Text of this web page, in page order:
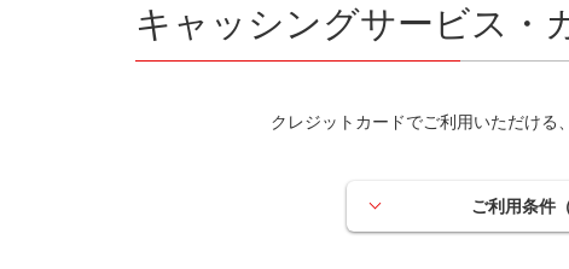
キャッシングサービス・
クレジットカードでご利用いただける
ご利用条件